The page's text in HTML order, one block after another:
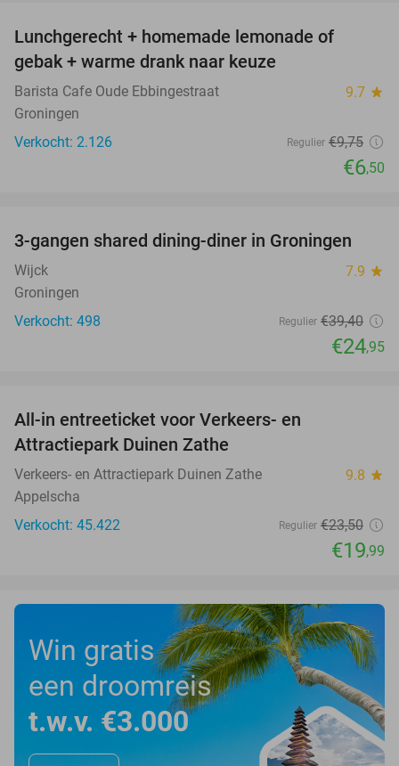
Lunchgerecht + homemade lemonade of
gebak + warme drank naar keuze
Barista Cafe Oude Ebbingestraat 9.7 star
Groningen
Verkocht: 2.126
Regulier €9,75
€6,50
37%
3-gangen shared dining-diner in Groningen
Wijck 7.9 star
Groningen
Verkocht: 498
Regulier €39,40
€24,95
All-in entreeticket voor Verkeers- en
Attractiepark Duinen Zathe
Verkeers- en Attractiepark Duinen Zathe 9.8 star
Appelscha
Verkocht: 45.422
Regulier €23,50
€19,99
Win gratis
een droomreis
t.w.v. €3.000